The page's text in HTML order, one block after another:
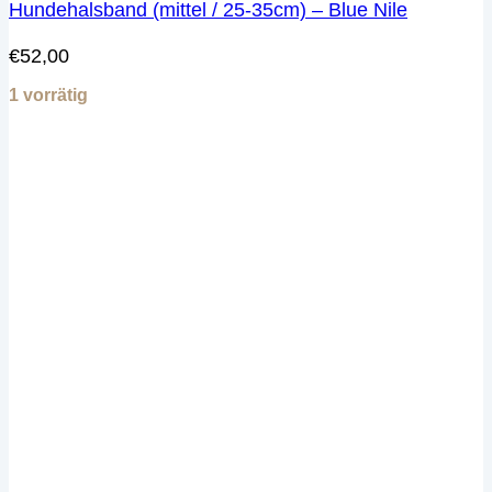
Hundehalsband (mittel / 25-35cm) – Blue Nile
€52,00
1 vorrätig